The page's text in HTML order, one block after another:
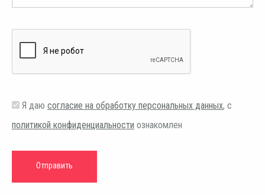
Я даю согласие на обработку персональных данных, с
политикой конфиденциальности ознакомлен